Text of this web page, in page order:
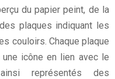
du papier peint, de la
plaques indiquant les
couloirs. Chaque plaque
icône en lien avec le
représentés des